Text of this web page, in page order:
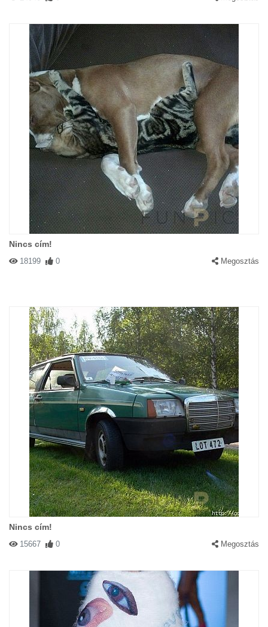
Nincs cím!
18199 0 Megosztás
Nincs cím!
15667 0 Megosztás